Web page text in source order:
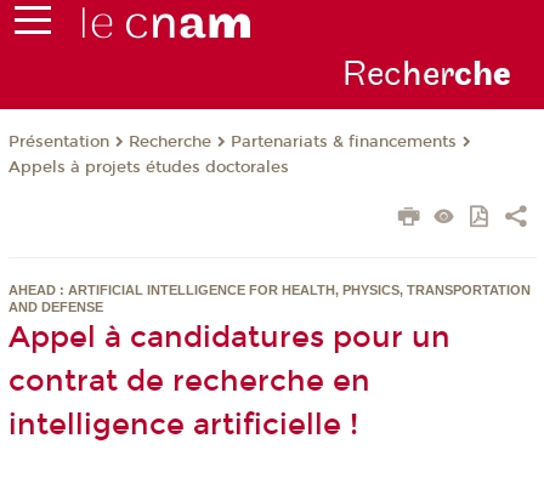
Recherche
Présentation Recherche
Partenariats & financements
Appels à projets études doctorales
AHEAD : ARTIFICIAL INTELLIGENCE FOR HEALTH, PHYSICS, TRANSPORTATION
AND DEFENSE
Appel à candidatures pour un
contrat de recherche en
intelligence artificielle !